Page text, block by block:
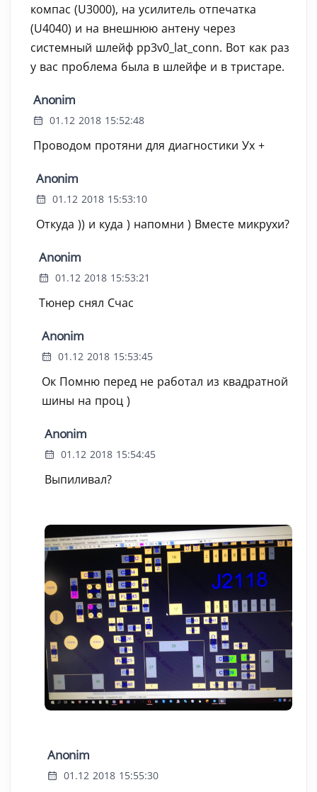
компас (U3000), на усилитель отпечатка
(U4040) и на внешнюю антену через
системный шлейф pp3v0_lat_conn. Вот как раз
у вас проблема была в шлейфе и в тристаре.
Anonim
01.12 2018 15:52:48
Проводом протяни для диагностики Ух +
Anonim
01.12 2018 15:53:10
Откуда )) и куда ) напомни ) Вместе микрухи?
Anonim
01.12 2018 15:53:21
Тюнер снял Счас
Anonim
01.12 2018 15:53:45
Ок Помню перед не работал из квадратной
шины на проц )
Anonim
01.12 2018 15:54:45
Выпиливал?
Anonim
01.12 2018 15:55:30